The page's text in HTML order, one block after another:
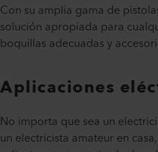
Con su amplia gama de
solución apropiada para
boquillas adecuadas y
Aplicaciones
No importa que sea un
un electricista amateur en